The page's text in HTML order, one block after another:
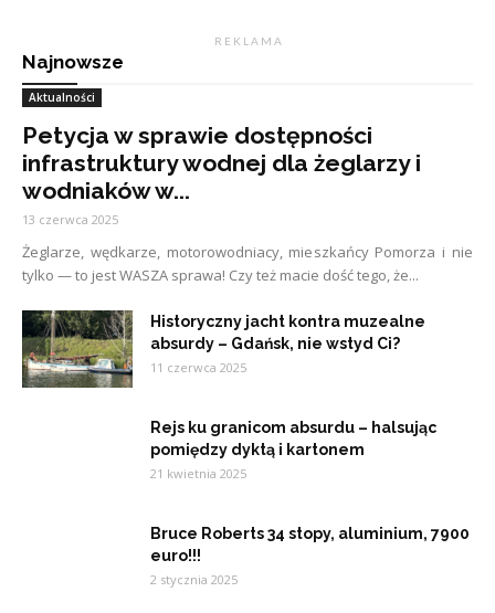
R E K L A M A
Najnowsze
Aktualności
Petycja w sprawie dostępności
infrastruktury wodnej dla żeglarzy i
wodniaków w...
13 czerwca 2025
Żeglarze, wędkarze, motorowodniacy, mieszkańcy Pomorza i nie
tylko — to jest WASZA sprawa! Czy też macie dość tego, że...
Historyczny jacht kontra muzealne
absurdy – Gdańsk, nie wstyd Ci?
11 czerwca 2025
Rejs ku granicom absurdu – halsując
pomiędzy dyktą i kartonem
21 kwietnia 2025
Bruce Roberts 34 stopy, aluminium, 7900
euro!!!
2 stycznia 2025